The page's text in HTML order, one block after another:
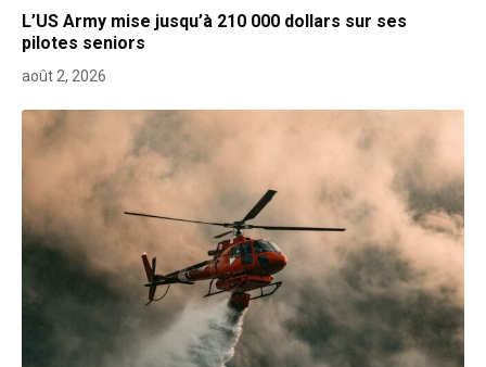
L’US Army mise jusqu’à 210 000 dollars sur ses
pilotes seniors
août 2, 2026